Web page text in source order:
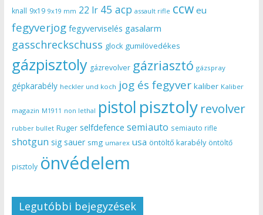
knall 9x19 9x19 mm 22 lr 45 acp assault rifle ccw eu
fegyverjog fegyverviselés gasalarm
gasschreckschuss glock gumilövedékes
gázpisztoly gázrevolver gázriasztó gázspray
gépkarabély heckler und koch jog és fegyver kaliber Kaliber
magazin M1911 non lethal pistol pisztoly revolver
rubber bullet Ruger selfdefence semiauto semiauto rifle
shotgun sig sauer smg umarex usa öntöltő karabély öntöltő
pisztoly önvédelem
Legutóbbi bejegyzések